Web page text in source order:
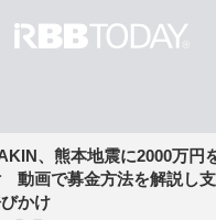
、熊本地震に2000万円
動画で募金方法を解説し
かけ